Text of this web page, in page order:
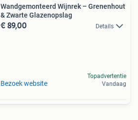
Wandgemonteerd Wijnrek – Grenenhout
& Zwarte Glazenopslag
€ 89,00 Details
Bezoek website
Topadvertentie
Vandaag